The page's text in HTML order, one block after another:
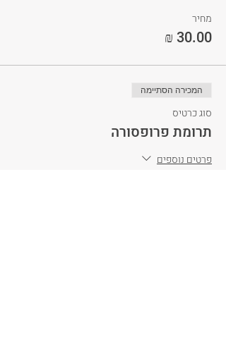
מחיר
המכירה הסתיימה
סוג כרטיס
תרומת פרופסורה
פרטים נוספים